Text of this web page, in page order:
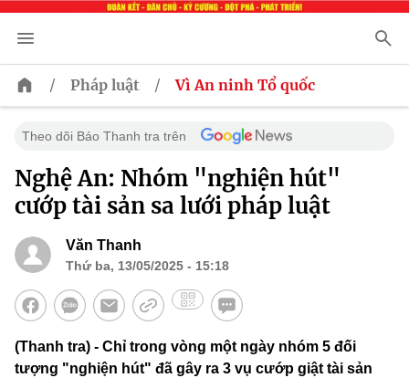
/ Pháp luật / Vì An ninh Tổ quốc
Theo dõi Báo Thanh tra trên
Nghệ An: Nhóm "nghiện hút"
cướp tài sản sa lưới pháp luật
Văn Thanh
Thứ ba, 13/05/2025 - 15:18
(Thanh tra) - Chỉ trong vòng một ngày nhóm 5 đối
tượng "nghiện hút" đã gây ra 3 vụ cướp giật tài sản